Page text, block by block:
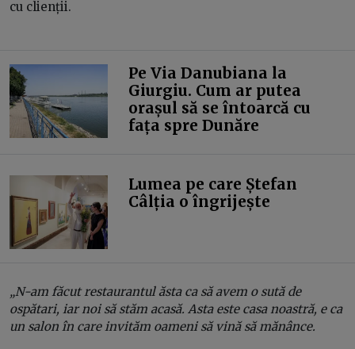
cu clienții.
Pe Via Danubiana la
Giurgiu. Cum ar putea
orașul să se întoarcă cu
fața spre Dunăre
Lumea pe care Ștefan
Câlția o îngrijește
„N-am făcut restaurantul ăsta ca să avem o sută de
ospătari, iar noi să stăm acasă. Asta este casa noastră, e ca
un salon în care invităm oameni să vină să mănânce.